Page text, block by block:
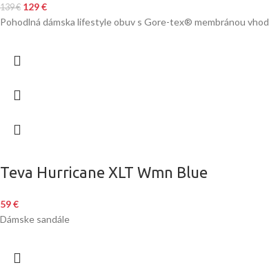
139€ 129€
Pohodlná dámska lifestyle obuv s Gore-tex® membránou
Teva Hurricane XLT Wmn Blue
59€
Dámske sandále